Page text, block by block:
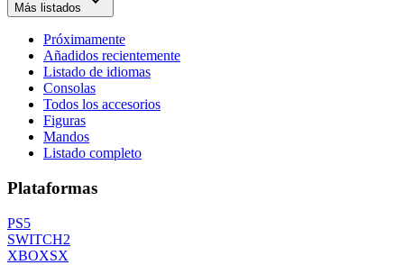
Más listados
Próximamente
Añadidos recientemente
Listado de idiomas
Consolas
Todos los accesorios
Figuras
Mandos
Listado completo
Plataformas
PS5
SWITCH2
XBOXSX